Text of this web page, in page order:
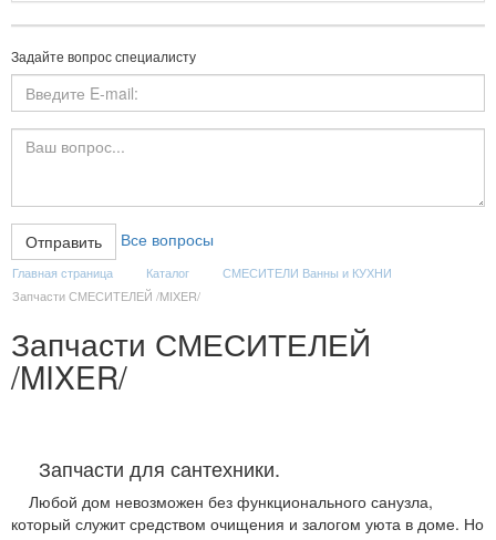
Задайте вопрос специалисту
Все вопросы
Главная страница Каталог
СМЕСИТЕЛИ Ванны и КУХНИ
Запчасти СМЕСИТЕЛЕЙ /MIXER/
Запчасти СМЕСИТЕЛЕЙ
/MIXER/
Запчасти для сантехники.
Любой дом невозможен без функционального санузла,
который служит средством очищения и залогом уюта в доме. Но